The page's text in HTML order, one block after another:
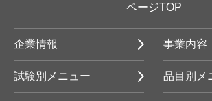
ページTOP
企業情報 事業内容
試験別メニュー 品目別メ